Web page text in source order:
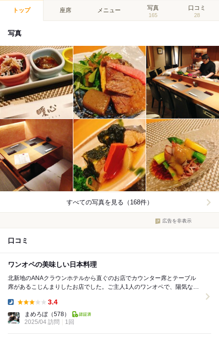
トップ 座席 メニュー 写真
165
口コミ
28
写真
すべての写真を見る（168件）
広告を非表示
口コミ
ワンオペの美味しい日本料理
北新地のANAクラウンホテルから直ぐのお店でカウンター席とテーブル
席があるこじんまりしたお店でした。ご主人1人のワンオペで、陽気な
3.4
まめろぼ （578）
2025/04 訪問
1回